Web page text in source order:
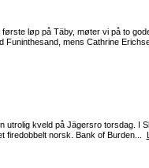
løp på Täby, møter vi på to
Funinthesand, mens Cathrine
utrolig kveld på Jägersro torsdag. I
firedobbelt norsk. Bank of Burden...